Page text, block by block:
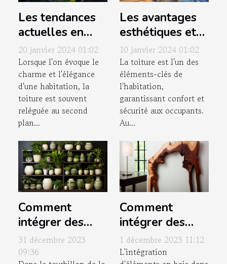
Les tendances
actuelles en
matière de
toitures et leur
impact sur
l'esthétique de
la maison
20 janvier 2024 01:02
Lorsque l'on évoque le
charme et l'élégance
d'une habitation, la
toiture est souvent
reléguée au second
plan...
Les avantages
esthétiques et
protecteurs du
démoussage de
toiture
10 janvier 2024 01:02
La toiture est l'un des
éléments-clés de
l'habitation,
garantissant confort et
sécurité aux occupants.
Au...
Comment
intégrer des
plantes
d'intérieur dans
31 décembre 2023
09:36
Comment
intégrer des
patères en bois
dans votre
1 décembre 2023 11:12
L'intégration